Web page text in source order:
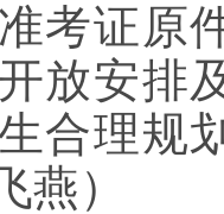
考证原
放安排
合理规
燕）